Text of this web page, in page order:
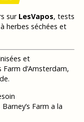
sur LesVapos, tests
herbes séchées et
et
d’Amsterdam,
Barney’s Farm a la